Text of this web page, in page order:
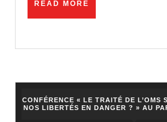
READ MORE
CONFÉRENCE « LE TRAITÉ DE L’OMS
NOS LIBERTÉS EN DANGER ? » AU